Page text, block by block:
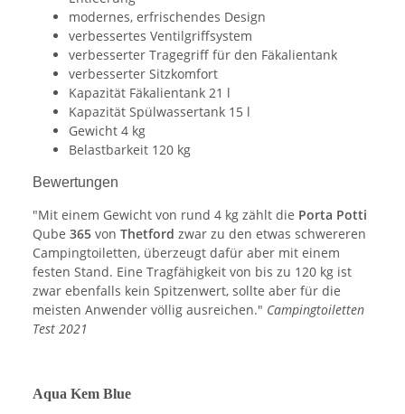
modernes, erfrischendes Design
verbessertes Ventilgriffsystem
verbesserter Tragegriff für den Fäkalientank
verbesserter Sitzkomfort
Kapazität Fäkalientank 21 l
Kapazität Spülwassertank 15 l
Gewicht 4 kg
Belastbarkeit 120 kg
Bewertungen
"Mit einem Gewicht von rund 4 kg zählt die Porta Potti
Qube 365 von Thetford zwar zu den etwas schwereren
Campingtoiletten, überzeugt dafür aber mit einem
festen Stand. Eine Tragfähigkeit von bis zu 120 kg ist
zwar ebenfalls kein Spitzenwert, sollte aber für die
meisten Anwender völlig ausreichen." Campingtoiletten
Test 2021
Aqua Kem Blue